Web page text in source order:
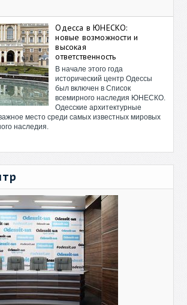
Одесса в ЮНЕСКО:
новые возможности и
высокая
ответственность
В начале этого года
исторический центр Одессы
был включен в Список
всемирного наследия ЮНЕСКО.
Одесские архитектурные
место среди самых известных мировых
наследия.